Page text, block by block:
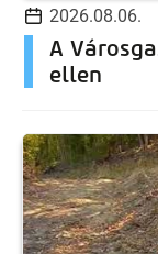
2026.08.06.
A
ellen